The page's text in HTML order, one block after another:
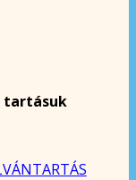
tartásuk